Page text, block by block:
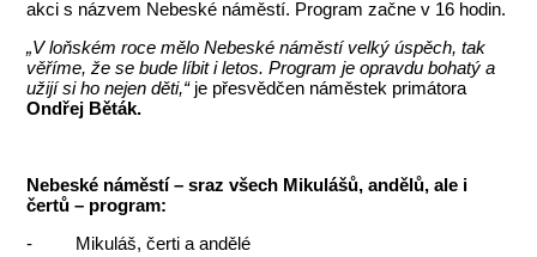
akci s názvem Nebeské náměstí. Program začne v 16 hodin.
„V loňském roce mělo Nebeské náměstí velký úspěch, tak
věříme, že se bude líbit i letos. Program je opravdu bohatý a
užijí si ho nejen děti,“ je přesvědčen náměstek primátora
Ondřej Běták.
Nebeské náměstí – sraz všech Mikulášů, andělů, ale i
čertů – program:
- Mikuláš, čerti a andělé